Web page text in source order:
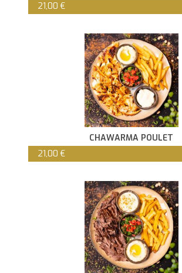
21,00 €
CHAWARMA POULET
21,00 €